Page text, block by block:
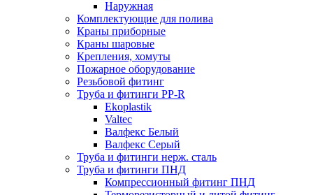
Наружная
Комплектующие для полива
Краны приборные
Краны шаровые
Крепления, хомуты
Пожарное оборудование
Резьбовой фитинг
Труба и фитинги PP-R
Ekoplastik
Valtec
Валфекс Белый
Валфекс Серый
Труба и фитинги нерж. сталь
Труба и фитинги ПНД
Компрессионный фитинг ПНД